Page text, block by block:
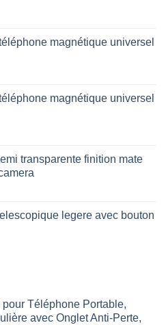
magnétique universel
magnétique universel
transparente finition mate
legere avec bouton
pour Téléphone Portable,
avec Onglet Anti-Perte,